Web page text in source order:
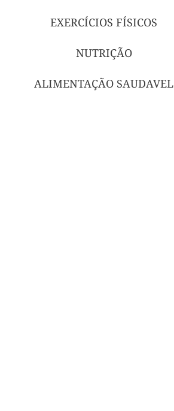
EXERCÍCIOS FÍSICOS
NUTRIÇÃO
ALIMENTAÇÃO SAUDAVEL